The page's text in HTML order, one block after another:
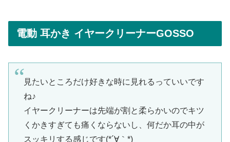
電動 耳かき イヤークリーナーGOSSO
見たいところだけ好きな時に見れるっていいです
ね♪
イヤークリーナーは先端が割と柔らかいのでキツ
くかきすぎても痛くならないし、何だか耳の中が
スッキリする感じです(*´∀｀*)